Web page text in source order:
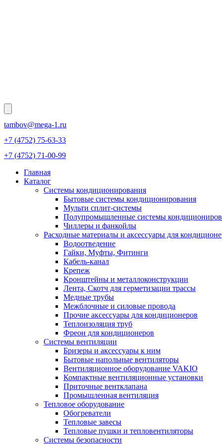
tambov@mega-1.ru
+7 (4752) 75-63-33
+7 (4752) 71-00-99
Главная
Каталог
Системы кондиционирования
Бытовые системы кондиционирования
Мульти сплит-системы
Полупромышленные системы
Чиллеры и фанкойлы
Расходные материалы и аксессуары для
Водоотведение
Гайки, Муфты, Фитинги
Кабель-канал
Крепеж
Кронштейны и металлоконструкции
Лента, Скотч для герметизации трассы
Медные трубы
Межблочные и силовые провода
Прочие аксессуары для кондиционеров
Теплоизоляция труб
Фреон для кондиционеров
Системы вентиляции
Бризеры и аксессуары к ним
Бытовые напольные вентиляторы
Вентиляционное оборудование VAKIO
Компактные вентиляционные установки
Приточные вентклапана
Промышленная вентиляция
Тепловое оборудование
Обогреватели
Тепловые завесы
Тепловые пушки и тепловентиляторы
Системы безопасности